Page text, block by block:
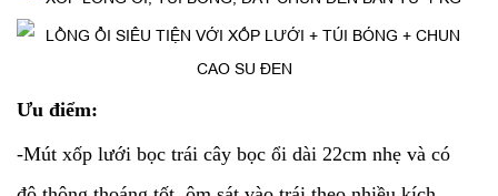
Ưu điểm:
-Mút xốp lưới bọc trái cây bọc ổi dài 22cm nhẹ và có